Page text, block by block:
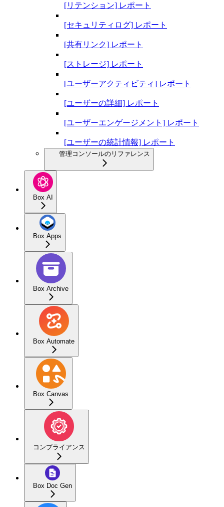
[リテンション] レポート
[セキュリティログ] レポート
[共有リンク] レポート
[ストレージ] レポート
[ユーザーアクティビティ] レポート
[ユーザーの詳細] レポート
[ユーザーエンゲージメント] レポート
[ユーザーの統計情報] レポート
管理コンソールのリファレンス
Box AI
Box Apps
Box Archive
Box Automate
Box Canvas
コンプライアンス
Box Doc Gen